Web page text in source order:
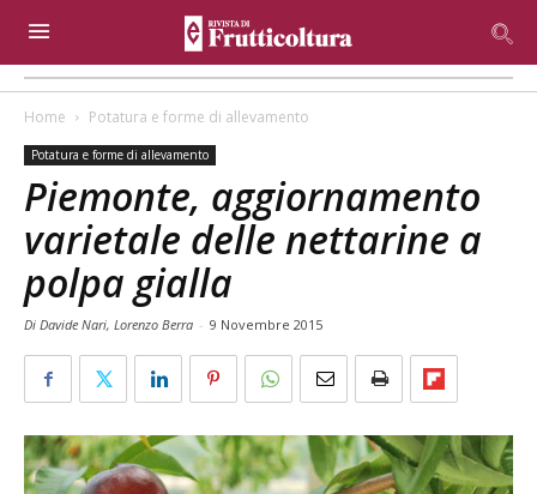
Home Potatura e forme di allevamento
Potatura e forme di allevamento
Piemonte, aggiornamento
varietale delle nettarine a
polpa gialla
Di Davide Nari, Lorenzo Berra - 9 Novembre 2015